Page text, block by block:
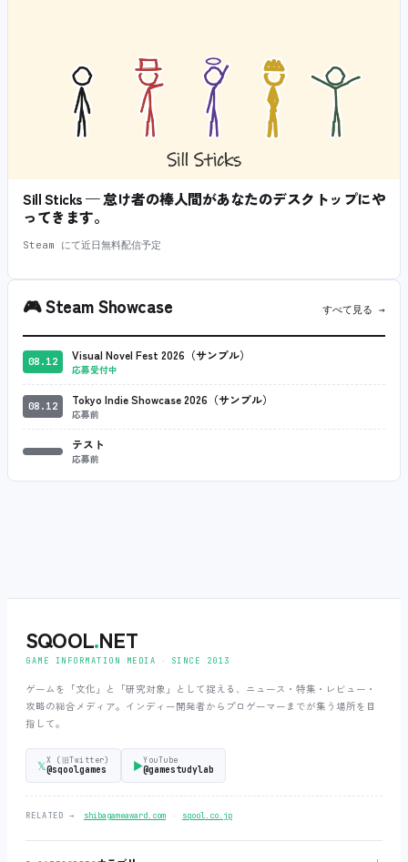
Sill Sticks — 怠け者の棒人間があなたのデスクトップにや
ってきます。
Steam にて近日無料配信予定
🎮Steam Showcase すべて見る →
08.12 Visual Novel Fest 2026（サンプル）
応募受付中
08.12 Tokyo Indie Showcase 2026（サンプル）
応募前
テスト
応募前
SQOOL.NET
GAME INFORMATION MEDIA ‧ SINCE 2013
ゲームを「文化」と「研究対象」として捉える、ニュース・特集・レビュー・
攻略の総合メディア。インディー開発者からプロゲーマーまでが集う場所を目
指して。
𝕏X (旧Twitter)
@sqoolgames ▶YouTube
@gamestudylab
RELATED → shibagameaward.com ‧ sqool.co.jp